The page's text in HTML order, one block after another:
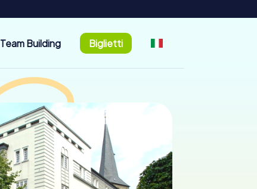
Team Building Biglietti